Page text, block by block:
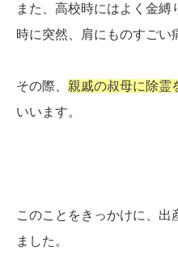
また、高校時にはよく金
時に突然、肩にものすごい
その際、 親戚の叔母に除霊
いいます。
このことをきっかけに、出
ました。